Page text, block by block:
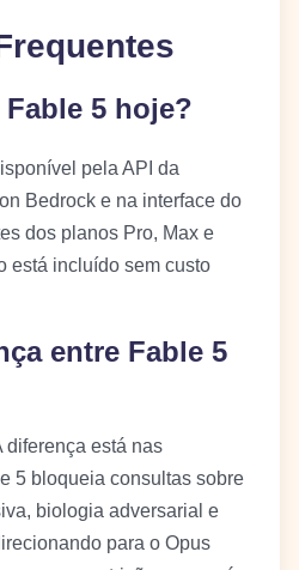
5 hoje?
pela API da
Bedrock e na interface do
dos planos Pro, Max e
está incluído sem custo
entre Fable 5
diferença está nas
5 bloqueia consultas sobre
biologia adversarial e
para o Opus